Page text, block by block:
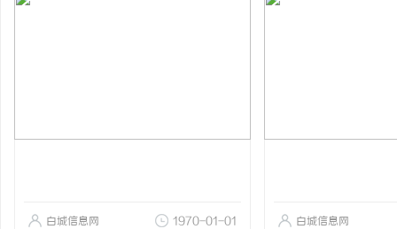
白城信息网 1970-01-01 白城信息网